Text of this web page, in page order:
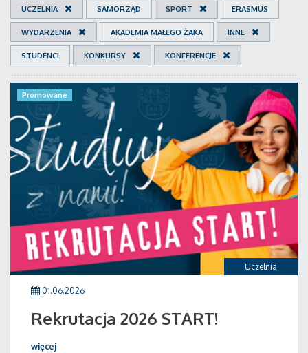
UCZELNIA SAMORZĄD SPORT ERASMUS
WYDARZENIA AKADEMIA MAŁEGO ŻAKA INNE
STUDENCI KONKURSY KONFERENCJE
Uczelnia
Promowane
01.06.2026
Rekrutacja 2026 START!
więcej